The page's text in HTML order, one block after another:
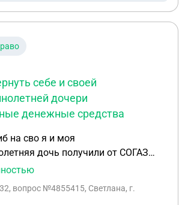
себе и своей
дочери
денежные средства
на сво я и моя
дочь получили от СОГАЗ
появилась ещё одна
Я ей отдала наличными она
, вопрос №4855415, Светлана, г.